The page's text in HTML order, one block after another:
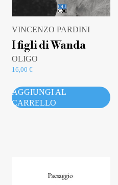
VINCENZO PARDINI
I figli di Wanda
OLIGO
16,00 €
AGGIUNGI AL
CARRELLO